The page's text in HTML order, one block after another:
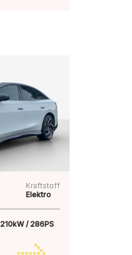
Kraftstoff
Elektro
210kW / 286PS